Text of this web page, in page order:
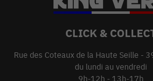
CLICK &
Rue des Coteaux de la Haute Seille -
du lundi au vendredi
9h-12h - 13h-17h